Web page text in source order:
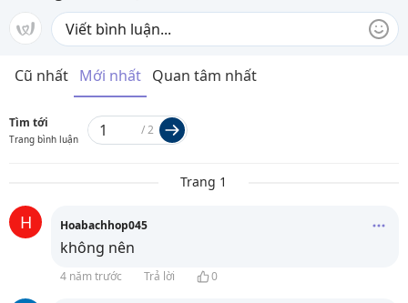
Cũ nhất Mới nhất Quan tâm nhất
Tìm tới
Trang bình luận
/2
Trang 1
H Hoabachhop045
không nên
4 năm trước Trả lời 0